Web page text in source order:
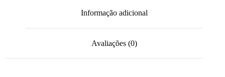
Informação adicional
Avaliações (0)